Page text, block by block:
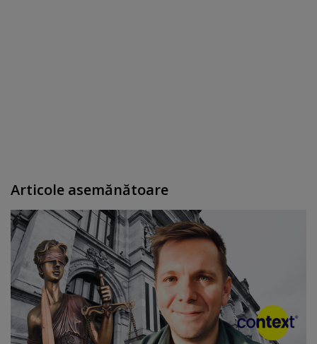
Articole asemănătoare